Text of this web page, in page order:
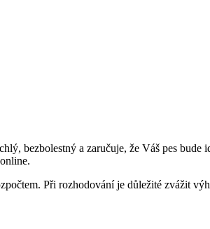
bezbolestný a zaručuje, že Váš pes
Při rozhodování je důležité zvážit